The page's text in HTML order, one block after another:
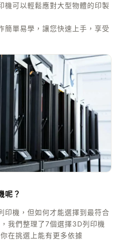
機可以輕鬆應對大型物體的印製
簡單易學，讓您快速上手，享受
呢？
印機，但如何才能選擇到最符合
我們整理了7個選擇3D列印機
在挑選上能有更多依據